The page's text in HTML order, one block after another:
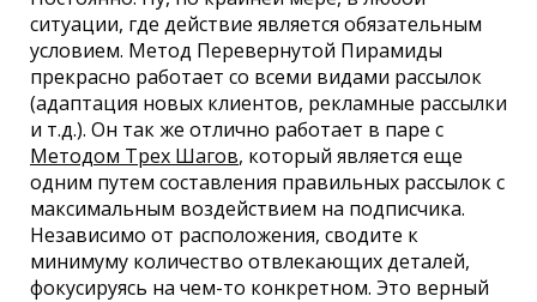
ситуации, где действие является обязательным
условием. Метод Перевернутой Пирамиды
прекрасно работает со всеми видами рассылок
(адаптация новых клиентов, рекламные рассылки
и т.д.). Он так же отлично работает в паре с
Методом Трех Шагов, который является еще
одним путем составления правильных рассылок с
максимальным воздействием на подписчика.
Независимо от расположения, сводите к
минимуму количество отвлекающих деталей,
фокусируясь на чем-то конкретном. Это верный